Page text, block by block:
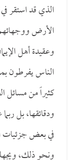
الذي قد استقر
الأرض
وعقيدة أهل
الناس يفرطون
كثيراً من مسائل
ودقائقها، بل
في بعض جزئيات
ونحو ذلك،